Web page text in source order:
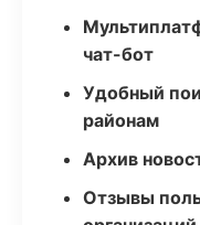
чат-бот
Удобный
районам
Архив
Отзывы